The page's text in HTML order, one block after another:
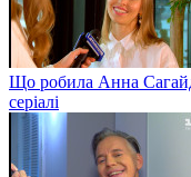
Що робила Анна
серіалі